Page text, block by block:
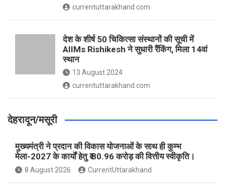
currentuttarakhand.com
देश के शीर्ष 50 चिकित्सा संस्थानों की सूची में
AIIMs Rishikesh ने सुधारी रैंकिंग, मिला 14वां
स्थान
13 August 2024
currentuttarakhand.com
देहरादून/मसूरी
मुख्यमंत्री ने प्रदान की विकास योजनाओं के साथ ही कुम्भ
मेला-2027 के कार्यों हेतु ₹ 80.96 करोड़ की वित्तीय स्वीकृति।
8 August 2026 CurrentUttarakhand